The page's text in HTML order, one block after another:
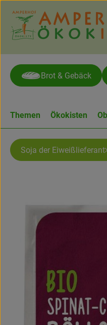
Brot & Gebäck
Themen Ökokisten
Soja der Eiweißlieferant